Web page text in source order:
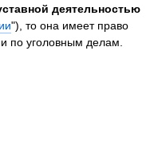
деятельностью
"), то она имеет право
и по уголовным делам.